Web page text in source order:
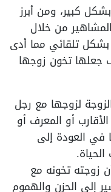
كبير، ومن أبرز
من خلال
بشكل تلقائي مما أدى
جعلها تخون زوجها
لزوجها مع رجل
أو المعرف أو
في العودة إلى
زوجته تخونه مع
إلى الحزن والهموم